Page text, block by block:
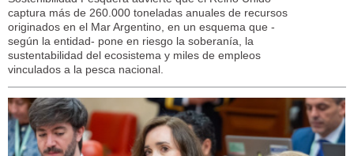
captura más de 260.000 toneladas anuales de recursos
originados en el Mar Argentino, en un esquema que -
según la entidad- pone en riesgo la soberanía, la
sustentabilidad del ecosistema y miles de empleos
vinculados a la pesca nacional.